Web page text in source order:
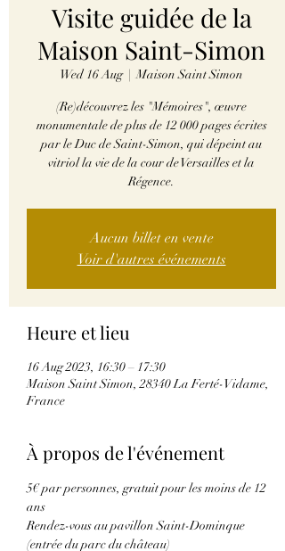
Visite guidée de la
Maison Saint-Simon
Wed 16 Aug
  |
Maison Saint Simon
(Re)découvrez les "Mémoires", œuvre
monumentale de plus de 12 000 pages écrites
par le Duc de Saint-Simon, qui dépeint au
vitriol la vie de la cour de Versailles et la
Régence.
Aucun billet en vente
Voir d'autres événements
Heure et lieu
16 Aug 2023, 16:30 – 17:30
Maison Saint Simon, 28340 La Ferté-Vidame,
France
À propos de l'événement
5€ par personnes, gratuit pour les moins de 12
ans
Rendez-vous au pavillon Saint-Dominque
(entrée du parc du château)